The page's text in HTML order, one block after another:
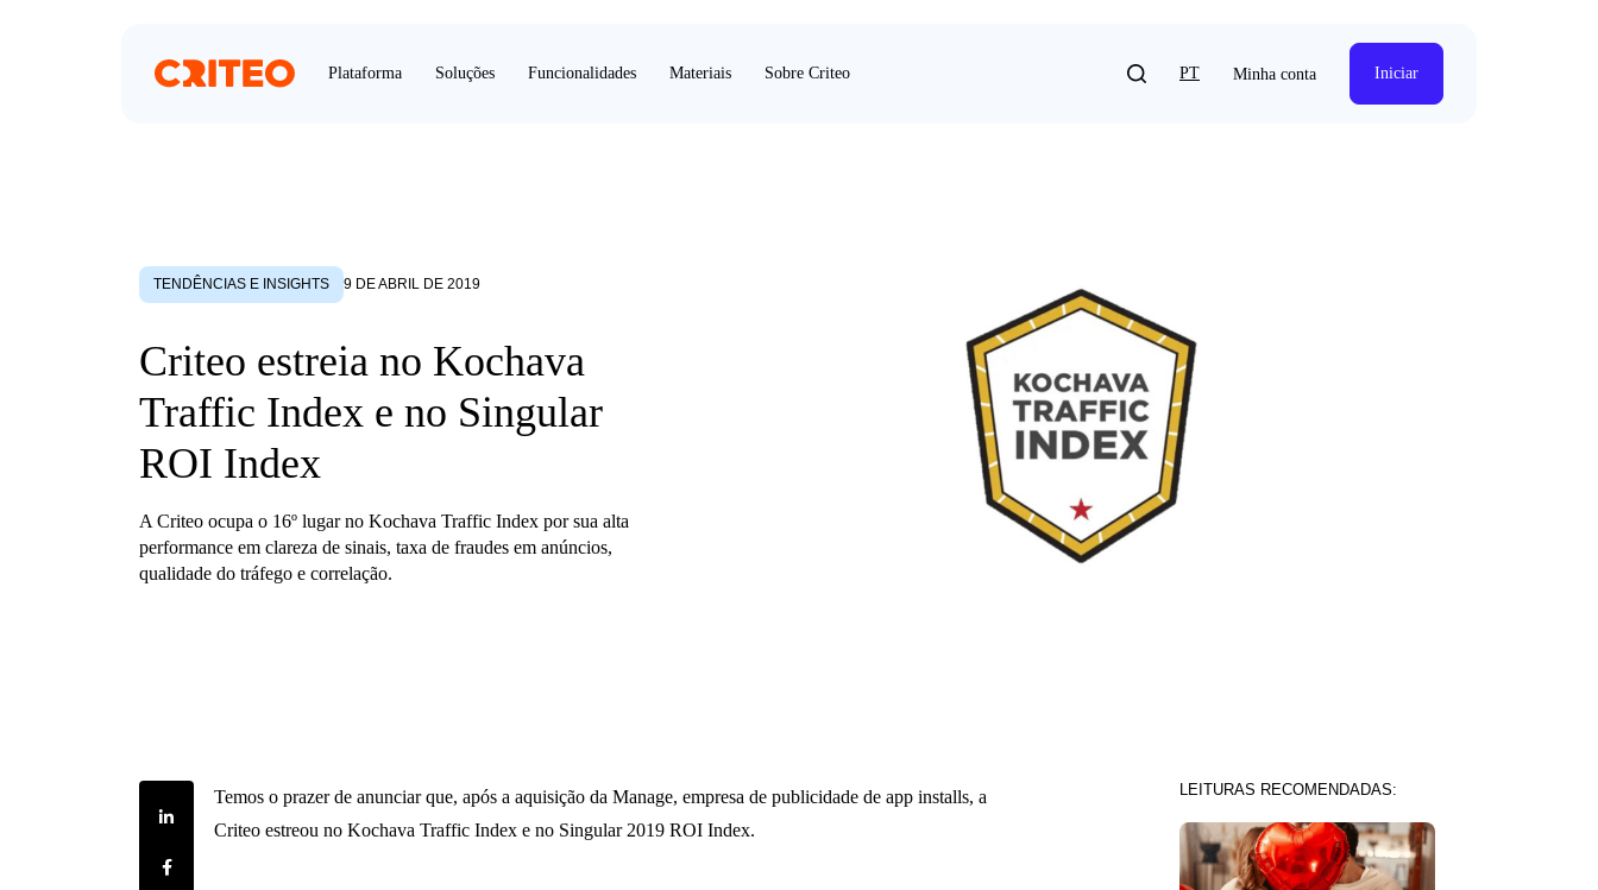
Plataforma Soluções Funcionalidades Materiais Sobre Criteo PT Minha conta Iniciar
TENDÊNCIAS E INSIGHTS 9 DE ABRIL DE 2019
Criteo estreia no Kochava
Traffic Index e no Singular
ROI Index
A Criteo ocupa o 16º lugar no Kochava Traffic Index por sua alta
performance em clareza de sinais, taxa de fraudes em anúncios,
qualidade do tráfego e correlação.
Share on LinkedIn
Share on Facebook
Temos o prazer de anunciar que, após a aquisição da Manage, empresa de publicidade de app installs, a
Criteo estreou no Kochava Traffic Index e no Singular 2019 ROI Index.
LEITURAS RECOMENDADAS: